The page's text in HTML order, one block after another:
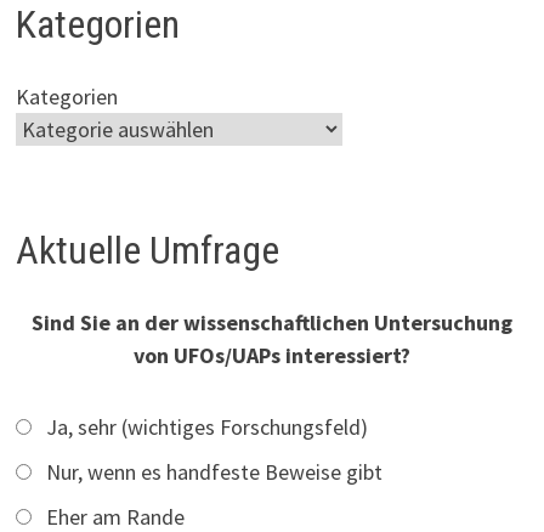
Kategorien
Kategorien
Aktuelle Umfrage
Sind Sie an der wissenschaftlichen Untersuchung
von UFOs/UAPs interessiert?
Ja, sehr (wichtiges Forschungsfeld)
Nur, wenn es handfeste Beweise gibt
Eher am Rande